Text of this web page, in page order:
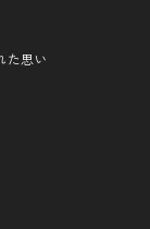
た思い